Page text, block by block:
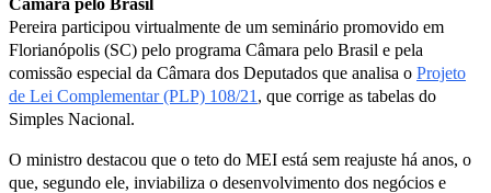
Pereira participou virtualmente de um seminário promovido em
Florianópolis (SC) pelo programa Câmara pelo Brasil e pela
comissão especial da Câmara dos Deputados que analisa o Projeto
de Lei Complementar (PLP) 108/21 , que corrige as tabelas do
Simples Nacional.
O ministro destacou que o teto do MEI está sem reajuste há anos, o
que, segundo ele, inviabiliza o desenvolvimento dos negócios e